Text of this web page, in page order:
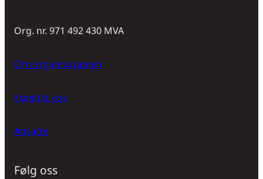
Org. nr. 971 492 430 MVA
Om organisasjonen
Kontakt oss
Ansatte
Følg oss